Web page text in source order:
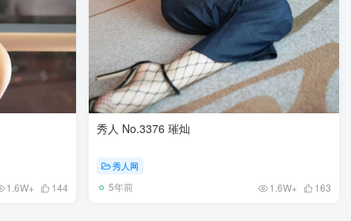
1.6W+ 144
秀人 No.3376 璀灿
秀人网
5年前 1.6W+ 163